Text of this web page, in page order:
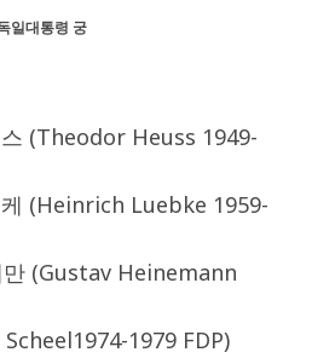
일대통령 궁
(Theodor Heuss 1949-
(Heinrich Luebke 1959-
만 (Gustav Heinemann
1979 FDP)